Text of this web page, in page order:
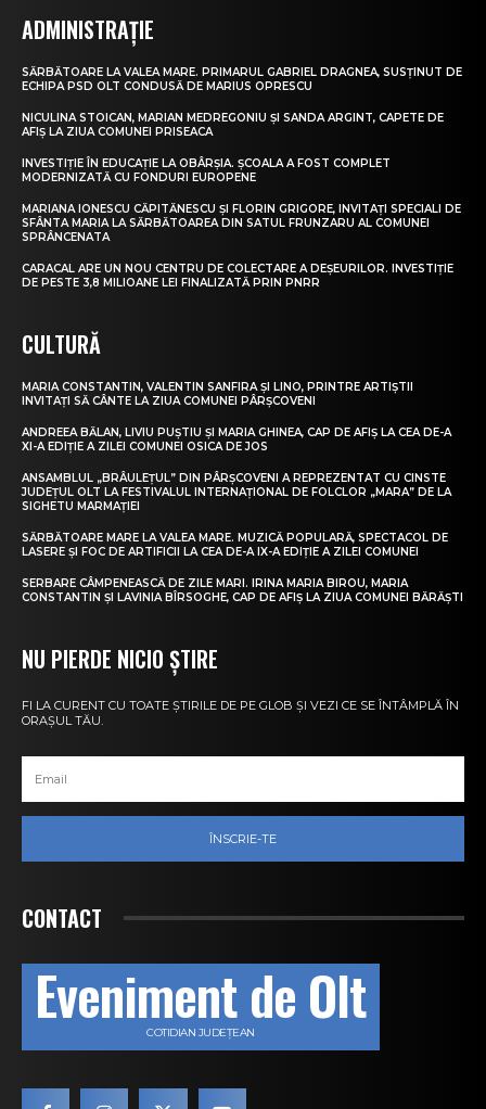
ADMINISTRAȚIE
SĂRBĂTOARE LA VALEA MARE. PRIMARUL GABRIEL DRAGNEA, SUSȚINUT DE
ECHIPA PSD OLT CONDUSĂ DE MARIUS OPRESCU
NICULINA STOICAN, MARIAN MEDREGONIU ȘI SANDA ARGINT, CAPETE DE
AFIȘ LA ZIUA COMUNEI PRISEACA
INVESTIȚIE ÎN EDUCAȚIE LA OBÂRȘIA. ȘCOALA A FOST COMPLET
MODERNIZATĂ CU FONDURI EUROPENE
MARIANA IONESCU CĂPITĂNESCU ȘI FLORIN GRIGORE, INVITAȚI SPECIALI DE
SFÂNTA MARIA LA SĂRBĂTOAREA DIN SATUL FRUNZARU AL COMUNEI
SPRÂNCENATA
CARACAL ARE UN NOU CENTRU DE COLECTARE A DEȘEURILOR. INVESTIȚIE
DE PESTE 3,8 MILIOANE LEI FINALIZATĂ PRIN PNRR
CULTURĂ
MARIA CONSTANTIN, VALENTIN SANFIRA ȘI LINO, PRINTRE ARTIȘTII
INVITAȚI SĂ CÂNTE LA ZIUA COMUNEI PÂRȘCOVENI
ANDREEA BĂLAN, LIVIU PUȘTIU ȘI MARIA GHINEA, CAP DE AFIȘ LA CEA DE-A
XI-A EDIȚIE A ZILEI COMUNEI OSICA DE JOS
ANSAMBLUL „BRÂULEȚUL” DIN PÂRȘCOVENI A REPREZENTAT CU CINSTE
JUDEȚUL OLT LA FESTIVALUL INTERNAȚIONAL DE FOLCLOR „MARA” DE LA
SIGHETU MARMAȚIEI
SĂRBĂTOARE MARE LA VALEA MARE. MUZICĂ POPULARĂ, SPECTACOL DE
LASERE ȘI FOC DE ARTIFICII LA CEA DE-A IX-A EDIȚIE A ZILEI COMUNEI
SERBARE CÂMPENEASCĂ DE ZILE MARI. IRINA MARIA BIROU, MARIA
CONSTANTIN ȘI LAVINIA BÎRSOGHE, CAP DE AFIȘ LA ZIUA COMUNEI BĂRĂȘTI
NU PIERDE NICIO ȘTIRE
FI LA CURENT CU TOATE ȘTIRILE DE PE GLOB ȘI VEZI CE SE ÎNTÂMPLĂ ÎN
ORAȘUL TĂU.
ÎNSCRIE-TE
CONTACT
Eveniment de Olt
COTIDIAN JUDEȚEAN